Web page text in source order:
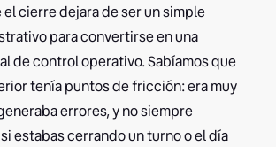
el cierre dejara de ser un simple
para convertirse en una
de control operativo. Sabíamos que
tenía puntos de fricción: era muy
errores, y no siempre
estabas cerrando un turno o el día